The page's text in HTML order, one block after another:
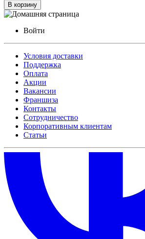
В корзину
Войти
Условия доставки
Поддержка
Оплата
Акции
Вакансии
Франшиза
Контакты
Сотрудничество
Корпоративным клиентам
Статьи